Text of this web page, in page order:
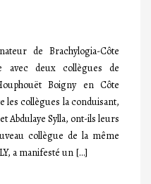
de Brachylogia-Côte
avec deux collègues de
Boigny en Côte
les collègues la conduisant,
Abdulaye Sylla, ont-ils leurs
collègue de la même
a manifesté un […]